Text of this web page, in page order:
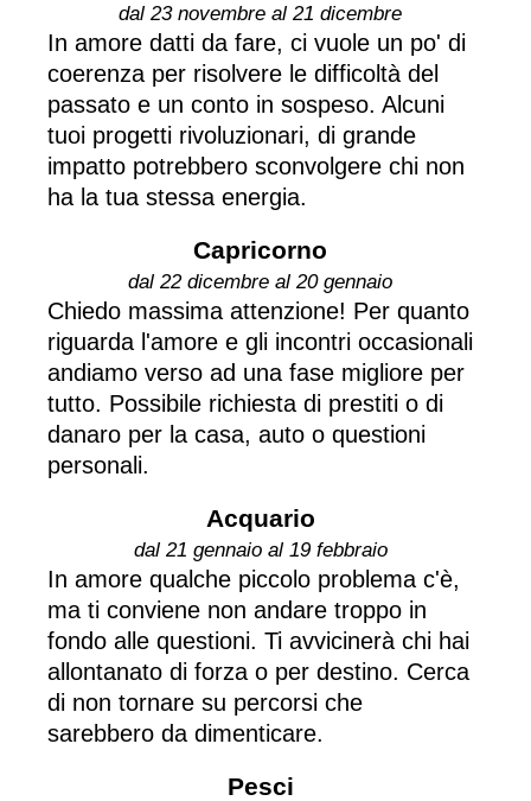
dal 23 novembre al 21 dicembre
In amore datti da fare, ci vuole un po' di
coerenza per risolvere le difficoltà del
passato e un conto in sospeso. Alcuni
tuoi progetti rivoluzionari, di grande
impatto potrebbero sconvolgere chi non
ha la tua stessa energia.
Capricorno
dal 22 dicembre al 20 gennaio
Chiedo massima attenzione! Per quanto
riguarda l'amore e gli incontri occasionali
andiamo verso ad una fase migliore per
tutto. Possibile richiesta di prestiti o di
danaro per la casa, auto o questioni
personali.
Acquario
dal 21 gennaio al 19 febbraio
In amore qualche piccolo problema c'è,
ma ti conviene non andare troppo in
fondo alle questioni. Ti avvicinerà chi hai
allontanato di forza o per destino. Cerca
di non tornare su percorsi che
sarebbero da dimenticare.
Pesci